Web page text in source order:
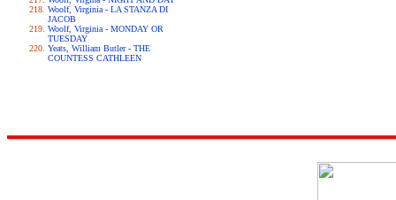
Woolf, Virginia - LA STANZA DI
JACOB
Woolf, Virginia - MONDAY OR
TUESDAY
Yeats, William Butler - THE
COUNTESS CATHLEEN